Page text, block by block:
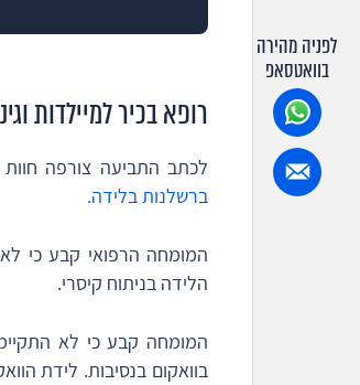
רופא בכיר למיילדות
לכתב התביעה צורפה
ברשלנות בלידה.
המומחה הרפואי קבע כי לא
הלידה בניתוח קיסרי.
המומחה קבע כי לא
בוואקום בנסיבות. לידת
לפניה מהירה
בוואטסאפ